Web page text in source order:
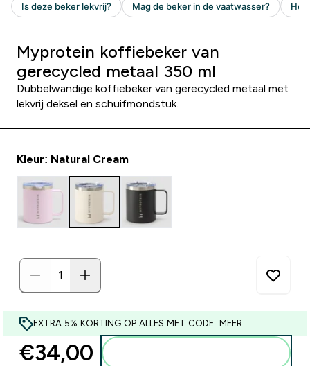
Myprotein koffiebeker van
gerecycled metaal 350 ml
Dubbelwandige koffiebeker van gerecycled metaal met
lekvrij deksel en schuifmondstuk.
Kleur: Natural Cream
EXTRA 5% KORTING OP ALLES MET CODE: MEER
€34,00‎